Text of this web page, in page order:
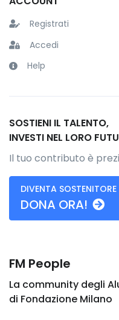
Registrati
Accedi
Help
SOSTIENI IL TALENTO,
INVESTI NEL LORO
Il tuo contributo è
DIVENTA SOSTENITORE
DONA ORA!
FM People
La community degli
di Fondazione Milano